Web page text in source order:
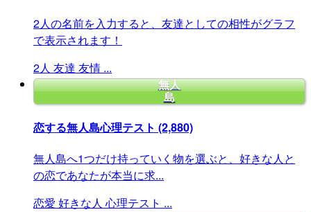
2人の名前を入力すると、友達としての相性がグラフ
で表示されます！
2人 友達 友情 ...
無人
島
恋する無人島心理テスト (2,880)
無人島へ1つだけ持っていく物を選ぶと、好きな人と
の恋であなたが本当に求...
恋愛 好きな人 心理テスト ...